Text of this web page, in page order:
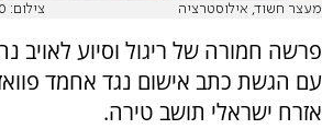
מעצר חשוד, אילוסטרציה צילום: Chaim Goldbergl/Flash90
פרשה חמורה של ריגול וסיוע לאויב
עם הגשת כתב אישום נגד אחמד
אזרח ישראלי תושב טירה.